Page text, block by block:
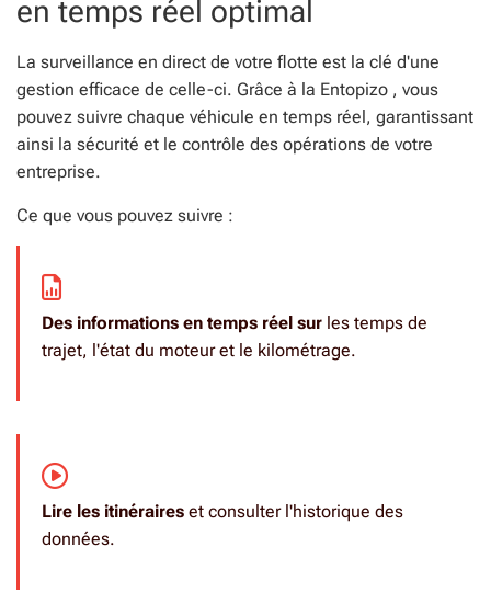
en temps réel optimal
La surveillance en direct de votre flotte est la clé d'une
gestion efficace de celle-ci. Grâce à la Entopizo , vous
pouvez suivre chaque véhicule en temps réel, garantissant
ainsi la sécurité et le contrôle des opérations de votre
entreprise.
Ce que vous pouvez suivre :
Des informations en temps réel sur les temps de
trajet, l'état du moteur et le kilométrage.
Lire les itinéraireset consulter l'historique des
données.